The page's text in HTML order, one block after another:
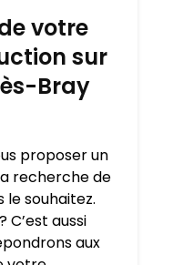
votre
sur
Bray
proposer un
recherche de
souhaitez.
C’est aussi
aux